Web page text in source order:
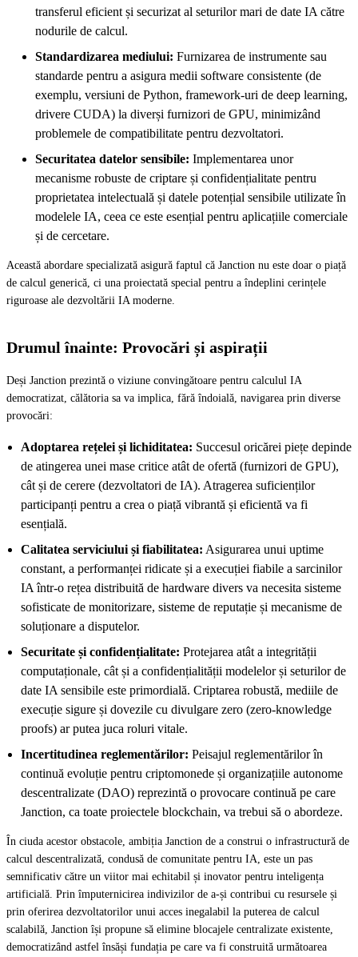
transferul eficient și securizat al seturilor mari de date IA către
nodurile de calcul.
Standardizarea mediului: Furnizarea de instrumente sau
standarde pentru a asigura medii software consistente (de
exemplu, versiuni de Python, framework-uri de deep learning,
drivere CUDA) la diverși furnizori de GPU, minimizând
problemele de compatibilitate pentru dezvoltatori.
Securitatea datelor sensibile: Implementarea unor
mecanisme robuste de criptare și confidențialitate pentru
proprietatea intelectuală și datele potențial sensibile utilizate în
modelele IA, ceea ce este esențial pentru aplicațiile comerciale
și de cercetare.
Această abordare specializată asigură faptul că Janction nu este doar o piață
de calcul generică, ci una proiectată special pentru a îndeplini cerințele
riguroase ale dezvoltării IA moderne.
Drumul înainte: Provocări și aspirații
Deși Janction prezintă o viziune convingătoare pentru calculul IA
democratizat, călătoria sa va implica, fără îndoială, navigarea prin diverse
provocări:
Adoptarea rețelei și lichiditatea: Succesul oricărei piețe depinde
de atingerea unei mase critice atât de ofertă (furnizori de GPU),
cât și de cerere (dezvoltatori de IA). Atragerea suficienților
participanți pentru a crea o piață vibrantă și eficientă va fi
esențială.
Calitatea serviciului și fiabilitatea: Asigurarea unui uptime
constant, a performanței ridicate și a execuției fiabile a sarcinilor
IA într-o rețea distribuită de hardware divers va necesita sisteme
sofisticate de monitorizare, sisteme de reputație și mecanisme de
soluționare a disputelor.
Securitate și confidențialitate: Protejarea atât a integrității
computaționale, cât și a confidențialității modelelor și seturilor de
date IA sensibile este primordială. Criptarea robustă, mediile de
execuție sigure și dovezile cu divulgare zero (zero-knowledge
proofs) ar putea juca roluri vitale.
Incertitudinea reglementărilor: Peisajul reglementărilor în
continuă evoluție pentru criptomonede și organizațiile autonome
descentralizate (DAO) reprezintă o provocare continuă pe care
Janction, ca toate proiectele blockchain, va trebui să o abordeze.
În ciuda acestor obstacole, ambiția Janction de a construi o infrastructură de
calcul descentralizată, condusă de comunitate pentru IA, este un pas
semnificativ către un viitor mai echitabil și inovator pentru inteligența
artificială. Prin împuternicirea indivizilor de a-și contribui cu resursele și
prin oferirea dezvoltatorilor unui acces inegalabil la puterea de calcul
scalabilă, Janction își propune să elimine blocajele centralizate existente,
democratizând astfel însăși fundația pe care va fi construită următoarea